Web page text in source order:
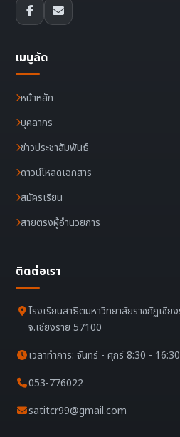
เมนูลัด
หน้าหลัก
บุคลากร
ข่าวประชาสัมพันธ์
ดาวน์โหลดเอกสาร
สมัครเรียน
สายตรงผู้อำนวยการ
ติดต่อเรา
โรงเรียนสาธิตมหาวิทยาลัยราชภัฏเชี
จ.เชียงราย 57100
เวลาทำการ: จันทร์ - ศุกร์ 8:30 - 16:30
053-776022
satitcr99@gmail.com